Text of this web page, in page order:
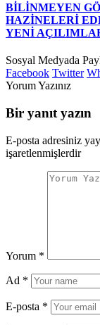
BİLİNMEYEN
HAZİNELERİ
YENİ
Sosyal Medyada
Facebook Twitter
Yorum Yazınız
Bir yanıt yazın
E-posta adresiniz
işaretlenmişlerdir
Yorum *
Ad *
E-posta *